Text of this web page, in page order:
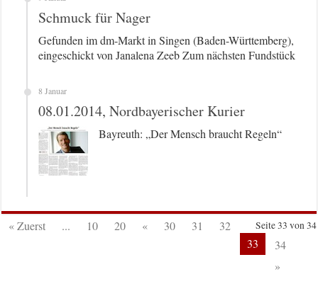
Schmuck für Nager
Gefunden im dm-Markt in Singen (Baden-Württemberg),
eingeschickt von Janalena Zeeb Zum nächsten Fundstück
8 Januar
08.01.2014, Nordbayerischer Kurier
Bayreuth: „Der Mensch braucht Regeln“
Seite 33 von 34
« Zuerst ... 10 20 « 30 31
32
33
34
»